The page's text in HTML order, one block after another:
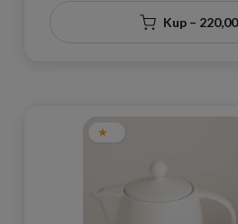
Kup –